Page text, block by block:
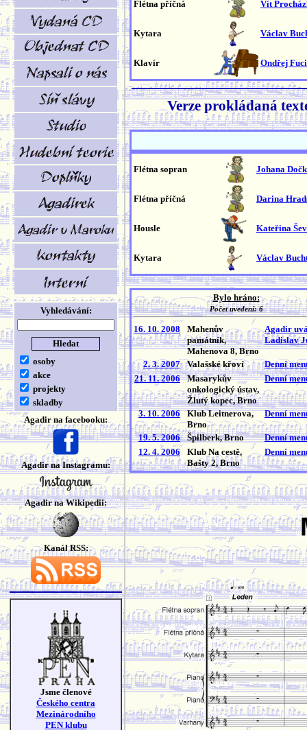
Vyhledávání:
osoby
akce
projekty
skladby
Agadir na facebooku:
Agadir na Instagramu:
Agadir na Wikipedii:
Kanál RSS:
Jsme členové
Českého centra
Mezinárodního
PEN klubu
Flétna příčná Vít
Kytara Václav
Klavír Ondřej
Verze prokládaná
Flétna sopran Johana
Flétna příčná Darina
Housle Kateřina
Kytara Václav
Bylo hráno:
Počet uvedení: 6
16. 10. 2008
Mahenův
památník,
Mahenova 8, Brno
Agadir
Ladislav
2. 3. 2007 Valašské křoví
Denní
21. 11. 2006
Masarykův
onkologický ústav,
Žlutý kopec, Brno
Denní
3. 10. 2006
Klub Leitnerova,
Brno
Denní
19. 5. 2006 Špilberk, Brno
Denní
12. 4. 2006
Klub Na cestě,
Bašty 2, Brno
Denní